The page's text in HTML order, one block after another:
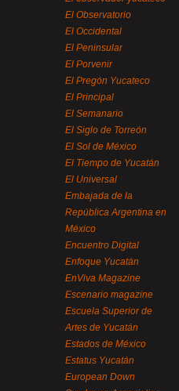
El Observatorio
El Occidental
El Peninsular
El Porvenir
El Pregón Yucateco
El Principal
El Semanario
El Siglo de Torreón
El Sol de México
El Tiempo de Yucatán
El Universal
Embajada de la
República Argentina en
México
Encuentro Digital
Enfoque Yucatán
EnViva Magazine
Escenario magazine
Escuela Superior de
Artes de Yucatán
Estados de México
Estatus Yucatán
European Down